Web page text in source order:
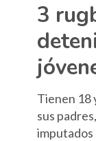
3
Tienen 18
sus
imputados